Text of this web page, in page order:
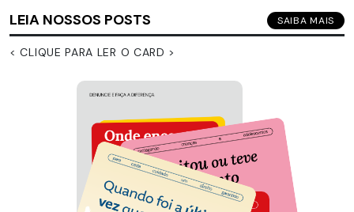
LEIA NOSSOS POSTS SAIBA MAIS
< CLIQUE PARA LER O CARD >